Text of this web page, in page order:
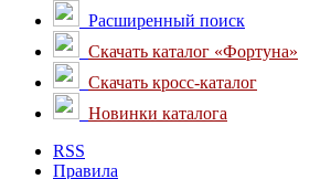
Расширенный поиск
Скачать каталог «Фортуна»
Скачать кросс-каталог
Новинки каталога
RSS
Правила